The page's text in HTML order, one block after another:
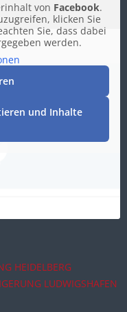
von Facebook.
klicken Sie
Sie, dass dabei
werden.
und Inhalte
HEIDELBERG
LUDWIGSHAFEN